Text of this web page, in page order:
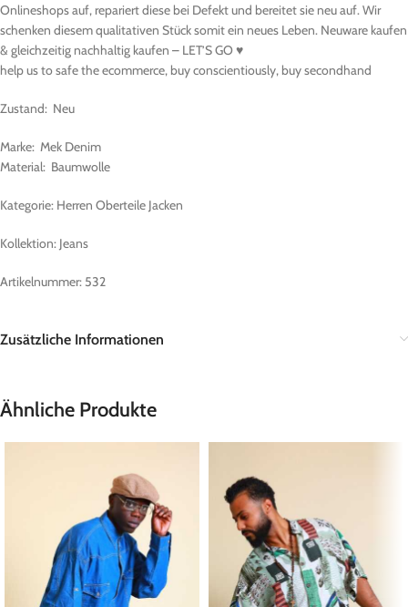
Onlineshops auf, repariert diese bei Defekt und bereitet sie neu auf. Wir
schenken diesem qualitativen Stück somit ein neues Leben. Neuware kaufen
& gleichzeitig nachhaltig kaufen – LET’S GO ♥
help us to safe the ecommerce, buy conscientiously, buy secondhand
Zustand: Neu
Marke: Mek Denim
Material: Baumwolle
Kategorie: Herren Oberteile Jacken
Kollektion: Jeans
Artikelnummer: 532
Zusätzliche Informationen
Ähnliche Produkte